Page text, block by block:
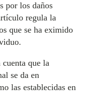
por los daños
regula la
que se ha eximido
que la
se da en
las establecidas en